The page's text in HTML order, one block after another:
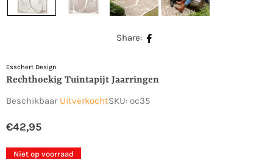
Share:
Esschert Design
Rechthoekig Tuintapijt Jaarringen
Beschikbaar UitverkochtSKU: oc35
Normale
prijs
€42,95
Niet op voorraad